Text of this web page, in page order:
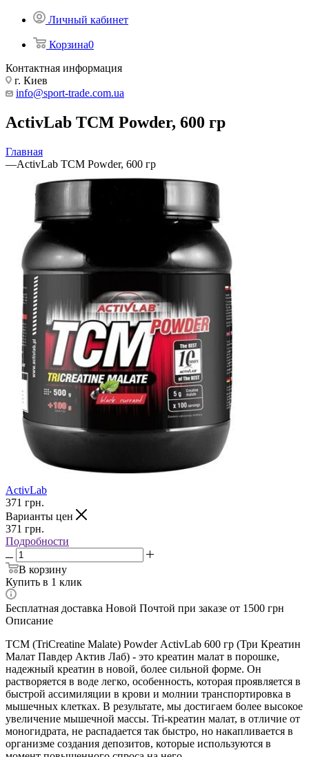
Личный кабинет
Корзина0
Контактная информация
г. Киев
info@sport-trade.com.ua
ActivLab TCM Powder, 600 гр
Главная
—ActivLab TCM Powder, 600 гр
ActivLab
371 грн.
Варианты цен
371 грн.
Подробности
В корзину
Купить в 1 клик
Бесплатная доставка Новой Почтой при заказе от 1500 грн
Описание
TCM (TriCreatine Malate) Powder ActivLab 600 гр (Три Креатин
Малат Павдер Актив Лаб) - это креатин малат в порошке,
надежный креатин в новой, более сильной форме. Он
растворяется в воде легко, особенность, которая проявляется в
быстрой ассимиляции в крови и молнии транспортировка в
мышечных клетках. В результате, мы достигаем более высокое
увеличение мышечной массы. Tri-креатин малат, в отличие от
моногидрата, не распадается так быстро, но накапливается в
организме создания депозитов, которые используются в